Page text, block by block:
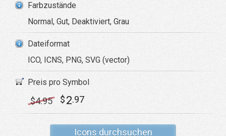
Farbzustände
Normal, Gut, Deaktiviert, Grau
Dateiformat
ICO, ICNS, PNG, SVG (vector)
Preis pro Symbol
$4.95 $2.97
Icons durchsuchen